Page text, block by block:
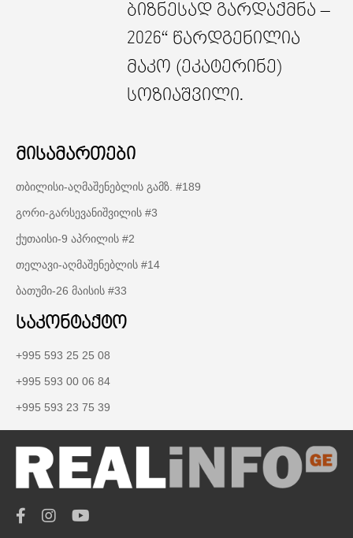
ბიზნესად გარდაქმნა –
2026“ წარდგენილია
მაკო (ეკატერინე)
სოზიაშვილი.
მისამართები
თბილისი-აღმაშენებლის გამზ. #189
გორი-გარსევანიშვილის #3
ქუთაისი-9 აპრილის #2
თელავი-აღმაშენებლის #14
ბათუმი-26 მაისის #33
საკონტაქტო
+995 593 25 25 08
+995 593 00 06 84
+995 593 23 75 39